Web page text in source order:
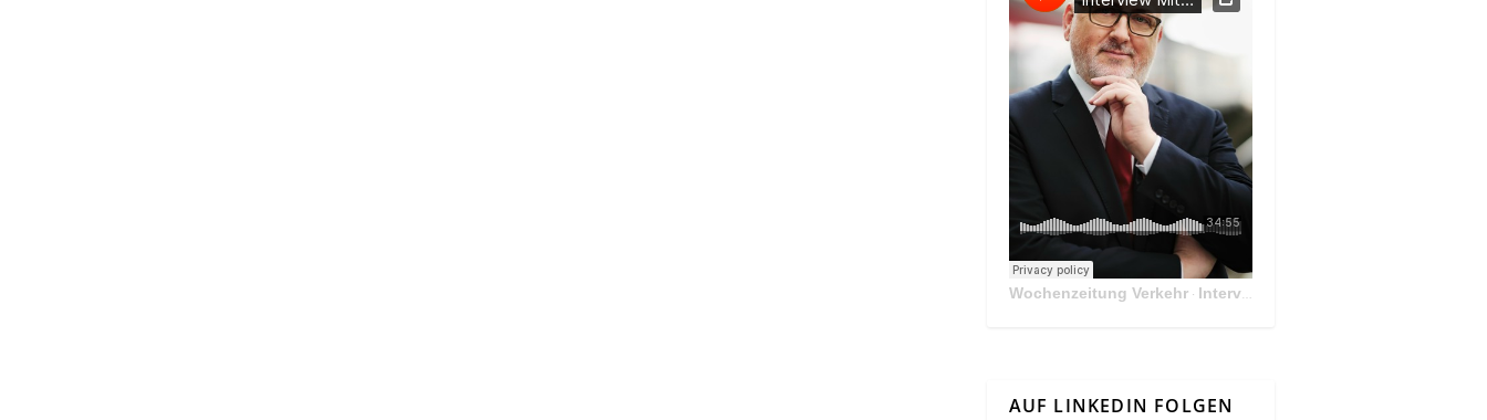
Wochenzeitung Verkehr· Interview Mit Andreas Matthä, CEO der ÖBB Holding
AUF LINKEDIN FOLGEN